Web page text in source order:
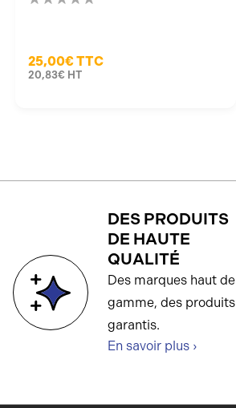
25,00€TTC
20,83€ HT
DES PRODUITS
DE HAUTE
QUALITÉ
Des marques haut de
gamme, des produits
garantis.
En savoir plus ›